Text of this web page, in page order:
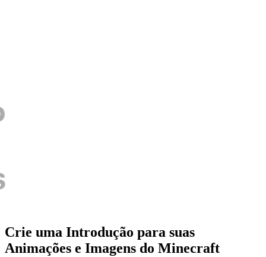
Crie uma Introdução para suas
Animações e Imagens do Minecraft